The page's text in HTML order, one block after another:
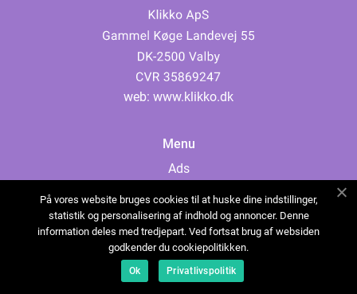
web: www.klikko.dk
Menu
Ads
Cookies
Contact
Sitemap
På vores website bruges cookies til at huske dine indstillinger,
statistik og personalisering af indhold og annoncer. Denne
information deles med tredjepart. Ved fortsat brug af websiden
godkender du cookiepolitikken.
Ok Privatlivspolitik